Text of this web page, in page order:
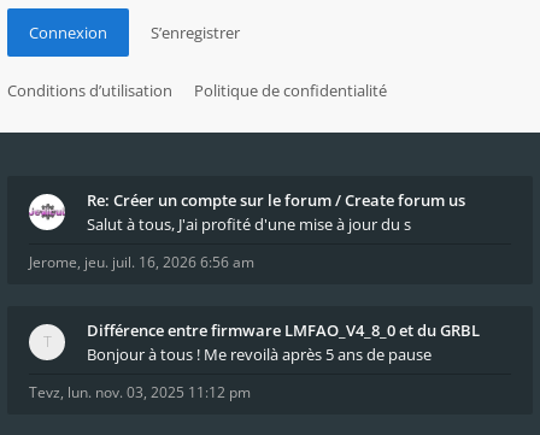
Connexion S’enregistrer
Conditions d’utilisation Politique de confidentialité
Re: Créer un compte sur le forum / Create forum us
Salut à tous, J'ai profité d'une mise à jour du s
Jerome, jeu. juil. 16, 2026 6:56 am
Différence entre firmware LMFAO_V4_8_0 et du GRBL
Bonjour à tous ! Me revoilà après 5 ans de pause
Tevz, lun. nov. 03, 2025 11:12 pm